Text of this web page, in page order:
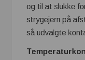
og til at slukke
strygejern på
så udvalgte